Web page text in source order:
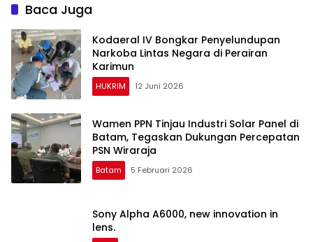
Baca Juga
Kodaeral IV Bongkar Penyelundupan
Narkoba Lintas Negara di Perairan
Karimun
HUKRIM 12 Juni 2026
Wamen PPN Tinjau Industri Solar Panel di
Batam, Tegaskan Dukungan Percepatan
PSN Wiraraja
Batam 5 Februari 2026
Sony Alpha A6000, new innovation in
lens.